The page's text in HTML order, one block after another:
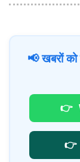
📢 खबरों
👉
👉